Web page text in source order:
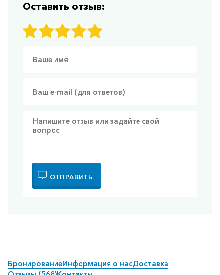
Оставить отзыв:
ОТПРАВИТЬ
БронированиеИнформация о насДоставка